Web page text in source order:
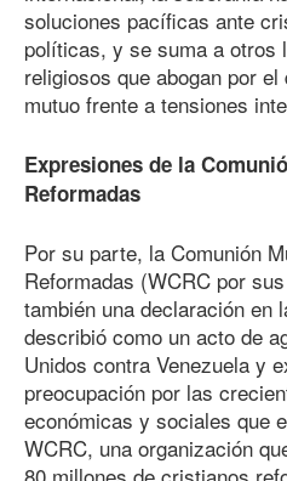
soluciones pacíficas ante
políticas, y se suma a otros
religiosos que abogan por
mutuo frente a tensiones
Expresiones de la
Reformadas
Por su parte, la Comunión
Reformadas (WCRC por
también una declaración en
describió como un acto de
Unidos contra Venezuela y
preocupación por las
económicas y sociales que
WCRC, una organización